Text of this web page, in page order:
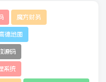
魔方财务
德地图
源码
系统